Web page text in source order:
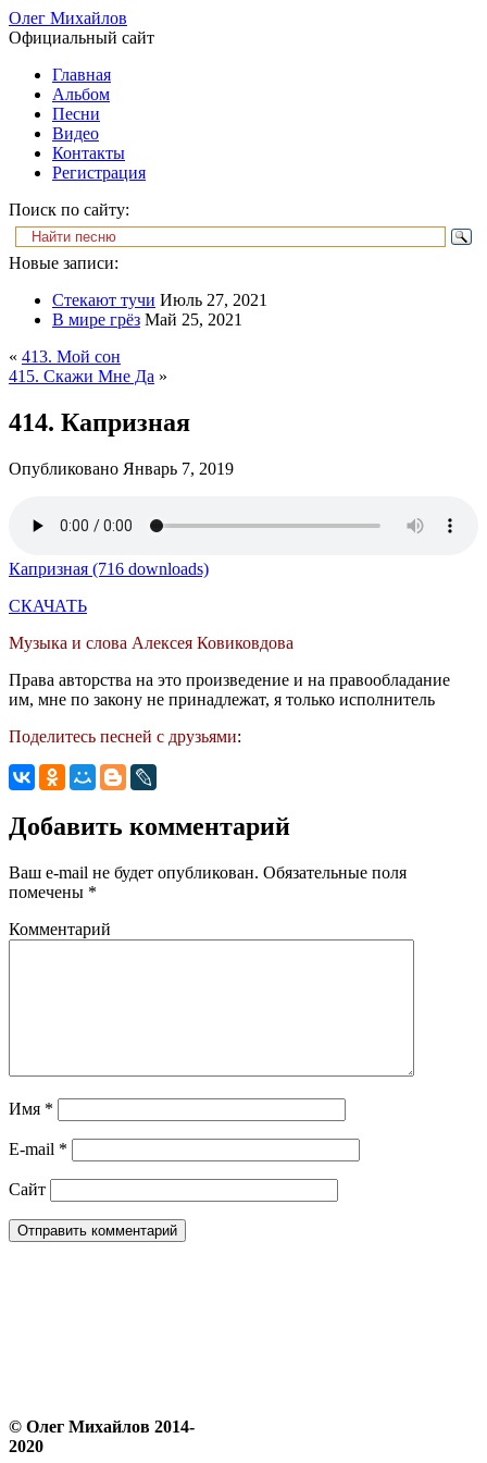
Олег Михайлов
Официальный сайт
Главная
Альбом
Песни
Видео
Контакты
Регистрация
Поиск по сайту:
Новые записи:
Стекают тучи Июль 27, 2021
В мире грёз Май 25, 2021
« 413. Мой сон
415. Скажи Мне Да »
414. Капризная
Опубликовано Январь 7, 2019
Капризная (716 downloads)
СКАЧАТЬ
Музыка и слова Алексея Ковиковдова
Права авторства на это произведение и на правообладание
им, мне по закону не принадлежат, я только исполнитель
Поделитесь песней с друзьями:
Добавить комментарий
Ваш e-mail не будет опубликован. Обязательные поля
помечены *
Комментарий
Имя *
E-mail *
Сайт
© Олег Михайлов 2014-
2020